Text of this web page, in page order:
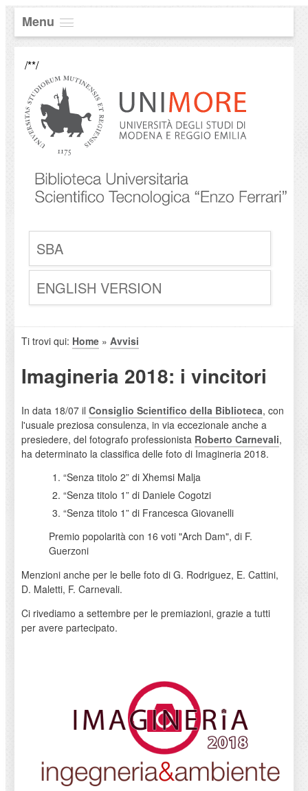
Menu
/**/
SBA
ENGLISH VERSION
Ti trovi qui: Home» Avvisi
Imagineria 2018: i vincitori
In data 18/07 il Consiglio Scientifico della Biblioteca, con
l'usuale preziosa consulenza, in via eccezionale anche a
presiedere, del fotografo professionista Roberto Carnevali,
ha determinato la classifica delle foto di Imagineria 2018.
“Senza titolo 2” di Xhemsi Malja
“Senza titolo 1” di Daniele Cogotzi
“Senza titolo 1” di Francesca Giovanelli
Premio popolarità con 16 voti "Arch Dam", di F.
Guerzoni
Menzioni anche per le belle foto di G. Rodriguez, E. Cattini,
D. Maletti, F. Carnevali.
Ci rivediamo a settembre per le premiazioni, grazie a tutti
per avere partecipato.